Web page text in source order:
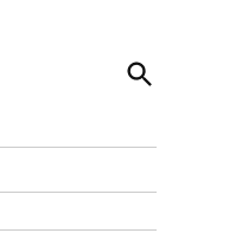
Open
Search